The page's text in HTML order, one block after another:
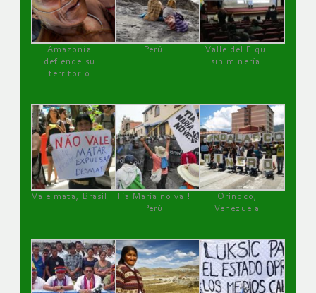
Amazonía
defiende su
territorio
Perú
Valle del Elqui
sin minería.
Vale mata, Brasil
Tía María no va !
Perú
Orinoco,
Venezuela